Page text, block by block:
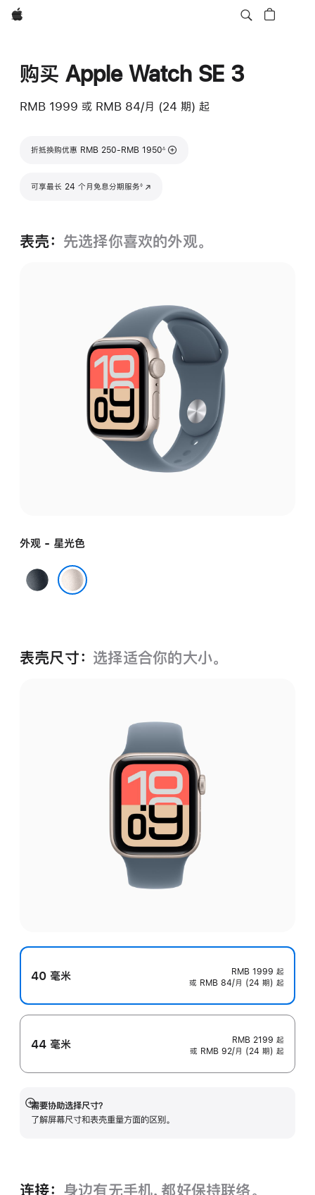
Apple
购买 Apple Watch SE 3
RMB 1999 或 RMB 84/月 (24 期) 起
折抵换购优惠 RMB 250-RMB 1950
脚注
∆
可享最长 24 个月免息分期服务◊
(在新窗口中打开)
表壳： 先选择你喜欢的外观。
外观 - 星光色
午
夜
表壳尺寸： 选择适合你的大小。
40 毫米 RMB 1999 起
或 RMB 84/月 (24 期) 起
44 毫米 RMB 2199 起
或 RMB 92/月 (24 期) 起
需要协助选择尺寸？
了解屏幕尺寸和表壳重量方面的区别。
展
开
连接： 身边有无手机，都好保持联络。